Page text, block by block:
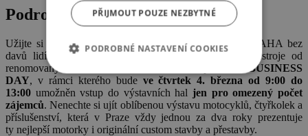
Podrobnosti o akci
Užijte si dlouho očekávanou výstavu MOTOCYKL PRAHA bez
davů lidí a v klidu si prozkoumejte a nafoťte krásné stroje od
renomovaných značek. Umožní vám to vstupenka na
BUSINESS
DAY, v rámci kterého bude ve čtvrtek 4. března od 9:00 do
13:00 umožněn vstup do výstavních hal jen pro omezený počet
zájemců. Nenechte si ujít oblíbenou výstavu motocyklů, čtyřkolek a
příslušenství, která v Praze vždy jednou za dva roky prezentuje
ty nejlepší motorky i originální custom stavby a přestavby.
PŘIJMOUT POUZE NEZBYTNÉ
PODROBNÉ NASTAVENÍ COOKIES